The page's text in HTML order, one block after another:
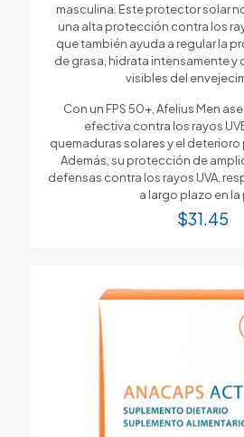
masculina. Este protector solar
una alta protección contra los
que también ayuda a regular la
de grasa, hidrata intensamente y
visibles del
Con un FPS 50+, Afelius Men
efectiva contra los rayos
quemaduras solares y el deterioro
Además, su protección de
defensas contra los rayos UVA,
a largo plazo en la
$31.45